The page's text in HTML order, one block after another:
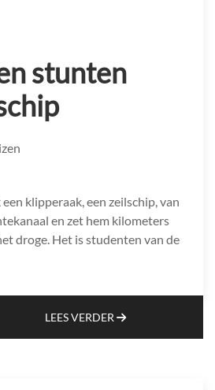
stunten
klipperaak, een zeilschip, van
en zet hem kilometers
droge. Het is studenten van de
LEES VERDER